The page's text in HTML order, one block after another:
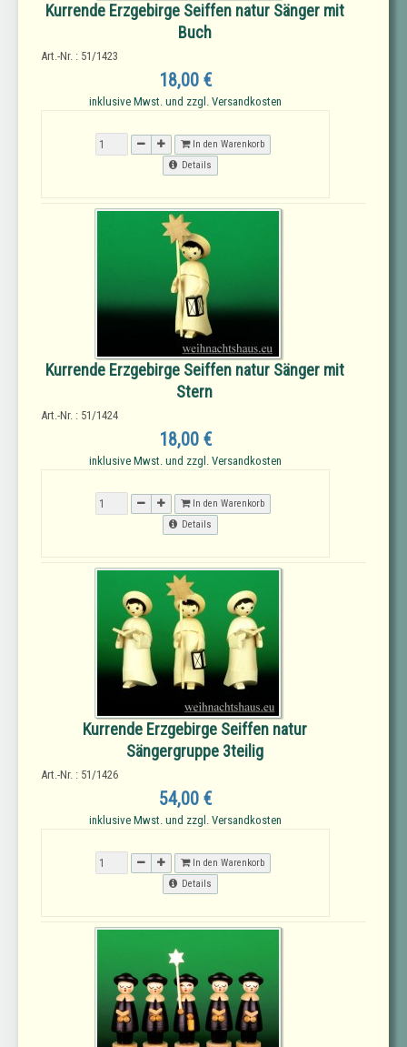
Kurrende Erzgebirge Seiffen natur Sänger mit
Buch
Art.-Nr. : 51/1423
18,00 €
inklusive Mwst. und zzgl. Versandkosten
In den Warenkorb
Details
Kurrende Erzgebirge Seiffen natur Sänger mit
Stern
Art.-Nr. : 51/1424
18,00 €
inklusive Mwst. und zzgl. Versandkosten
In den Warenkorb
Details
Kurrende Erzgebirge Seiffen natur
Sängergruppe 3teilig
Art.-Nr. : 51/1426
54,00 €
inklusive Mwst. und zzgl. Versandkosten
In den Warenkorb
Details